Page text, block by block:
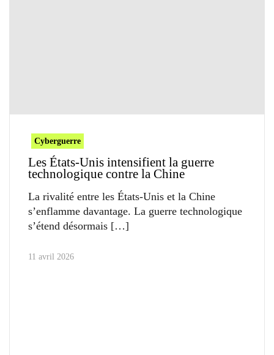
Cyberguerre
Les États-Unis intensifient la guerre
technologique contre la Chine
La rivalité entre les États-Unis et la Chine
s’enflamme davantage. La guerre technologique
s’étend désormais
11 avril 2026